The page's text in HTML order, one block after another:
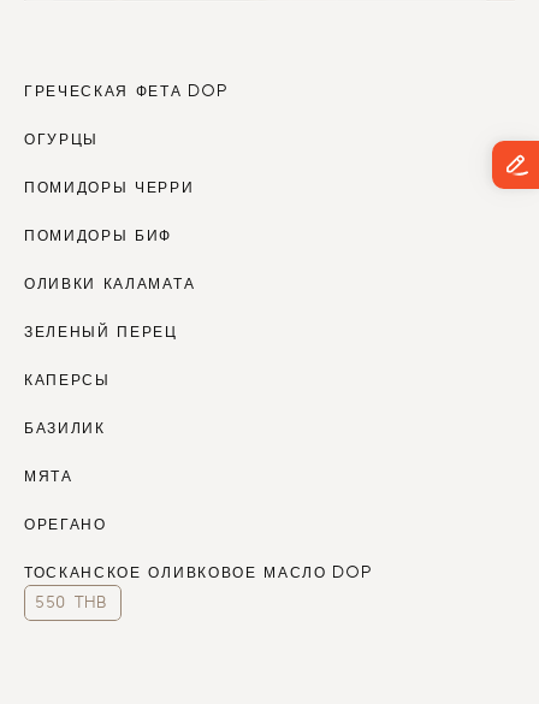
ГРЕЧЕСКАЯ ФЕТА DOP
ОГУРЦЫ
ПОМИДОРЫ ЧЕРРИ
ПОМИДОРЫ БИФ
ОЛИВКИ КАЛАМАТА
ЗЕЛЕНЫЙ ПЕРЕЦ
КАПЕРСЫ
БАЗИЛИК
МЯТА
ОРЕГАНО
ТОСКАНСКОЕ ОЛИВКОВОЕ МАСЛО DOP
550 THB